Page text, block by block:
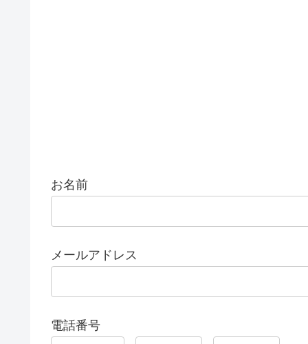
お名前
メールアドレス
電話番号